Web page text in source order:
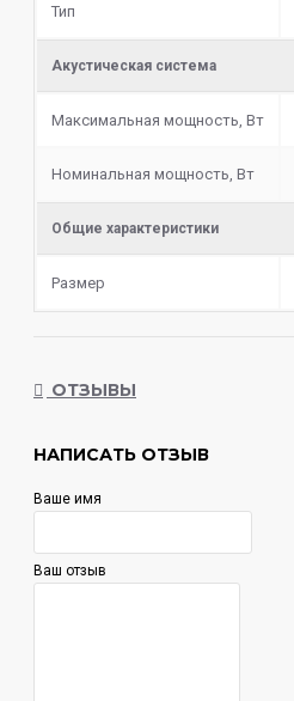
Тип
Акустическая система
Максимальная мощность, Вт
Номинальная мощность, Вт
Общие характеристики
Размер
ОТЗЫВЫ
НАПИСАТЬ ОТЗЫВ
Ваше имя
Ваш отзыв